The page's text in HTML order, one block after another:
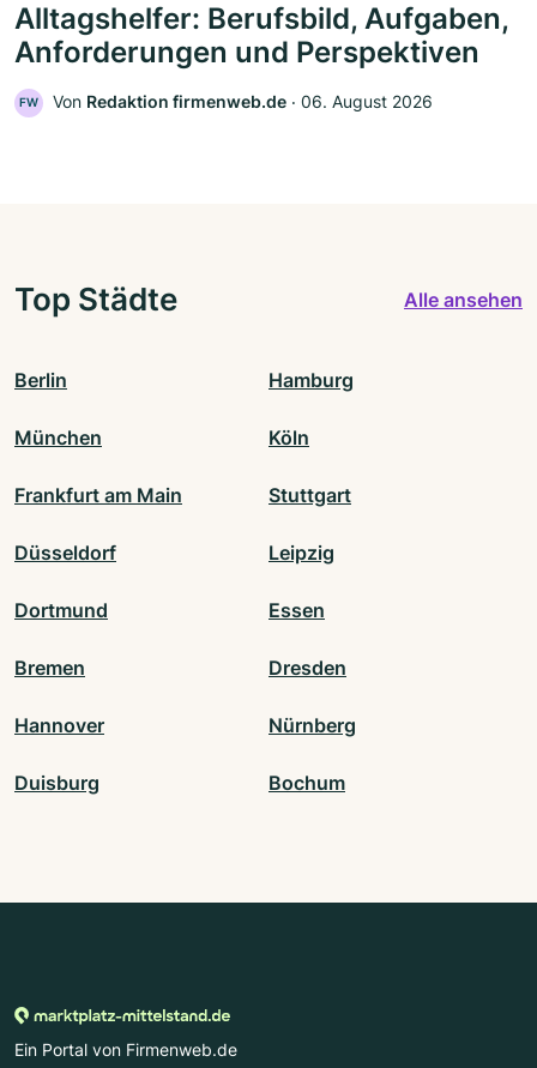
Alltagshelfer: Berufsbild, Aufgaben,
Anforderungen und Perspektiven
FW Von Redaktion firmenweb.de ‧ 06. August 2026
Top Städte Alle ansehen
Berlin Hamburg
München Köln
Frankfurt am Main Stuttgart
Düsseldorf Leipzig
Dortmund Essen
Bremen Dresden
Hannover Nürnberg
Duisburg Bochum
Ein Portal von Firmenweb.de